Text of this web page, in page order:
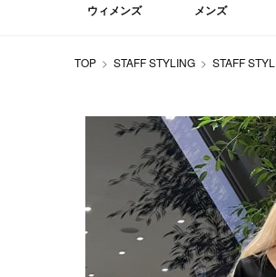
ウィメンズ メンズ
TOP STAFF STYLING STAFF